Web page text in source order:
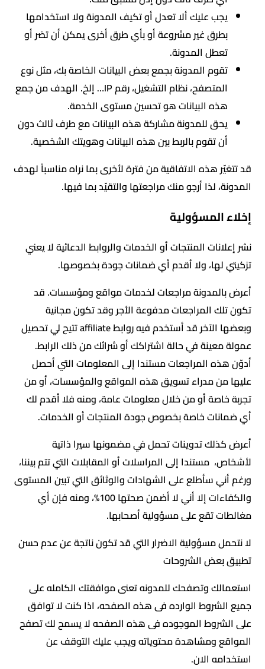
يجب عليك ألا تعدل أو تكيف المدونة ولا استخدامها
بطرق غير مشروعة أو بأي طرق أخرى يمكن أن تضر أو
تعطل المدونة.
تقوم المدونة بجمع بعض البيانات الخاصة بك، مثل نوع
المتصفح، نظام التشغيل، رقم IP… إلخ. الهدف من جمع
هذه البيانات هو تحسين مستوى الخدمة.
يحق للمدونة مشاركة هذه البيانات مع طرف ثالث دون
أن تقوم بالربط بين هذه البيانات وهويتك الشخصية.
قد تتغيّر هذه الاتفاقية من فترة لأخرى بما نراه مناسباً لهدف
المدونة، لذا أرجو منك مراجعتها والتقيّد بما فيها.
إخلاء المسؤولية
نشر إعلانات المنتجات أو الخدمات والروابط الدعائية لا يعني
تزكيتي لها، ولا أقدم أي ضمانات جودة بخصوصها.
أعرض بالمدونة مراجعات لخدمات مواقع ومؤسسات. قد
تكون تلك المراجعات مدفوعة الأجر وقد تكون مجانية
وبعضها الآخر قد أستخدم فيه روابط affiliate تتيح لي تحصيل
عمولة معينة في حالة اشتراكك أو شرائك من ذلك الرابط.
أدوّن هذه المراجعات مستندا إلى المعلومات التي أحصل
عليها من مدراء تسويق هذه المواقع والمؤسسات، أو من
تجربة خاصة أو من خلال معلومات عامة، ومنه فلا أقدم لك
أي ضمانات خاصة بخصوص جودة المنتجات أو الخدمات.
أعرض كذلك تدوينات تحمل في مضمونها سيرا ذاتية
لأشخاص، مستندا إلى المراسلات أو المقابلات التي تتم بيننا،
ورغم أني سأطلع على الشهادات والوثائق التي تبين المستوى
والكفاءات إلا أني لا أضمن صحتها 100%، ومنه فإن أي
مغالطات تقع على مسؤولية أصحابها.
لا نتحمل مسؤولية الاضرار التي قد تكون ناتجة عن عدم حسن
تطبيق بعض الشروحات
استعمالك وتصفحك للمدونه تعنى موافقتك الكامله على
جميع الشروط الوارده فى هذه الصفحه، اذا كنت لا توافق
على الشروط الموجوده فى هذه الصفحه لا يسمح لك تصفح
المواقع ومشاهدة محتوياته ويجب عليك التوقف عن
استخدامه الان.